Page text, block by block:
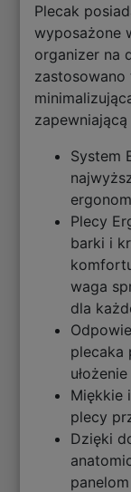
Plecak
wyposażone
organizer na
zastosowano
System
Plecy
barki i
waga
dla
plecaka
Miękkie
plecy
Dzięki